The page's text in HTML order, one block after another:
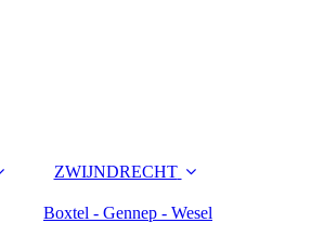
ZWIJNDRECHT
Boxtel - Gennep - Wesel